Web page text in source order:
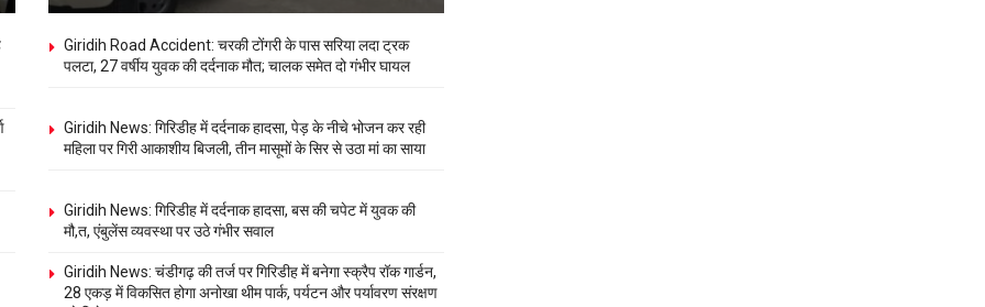
Giridih Road Accident: चरकी टोंगरी के पास सरिया लदा ट्रक
पलटा, 27 वर्षीय युवक की दर्दनाक मौत; चालक समेत दो गंभीर घायल
Giridih News: गिरिडीह में दर्दनाक हादसा, पेड़ के नीचे भोजन कर रही
महिला पर गिरी आकाशीय बिजली, तीन मासूमों के सिर से उठा मां का साया
Giridih News: गिरिडीह में दर्दनाक हादसा, बस की चपेट में युवक की
मौ,त, एंबुलेंस व्यवस्था पर उठे गंभीर सवाल
Giridih News: चंडीगढ़ की तर्ज पर गिरिडीह में बनेगा स्क्रैप रॉक गार्डन,
28 एकड़ में विकसित होगा अनोखा थीम पार्क, पर्यटन और पर्यावरण संरक्षण